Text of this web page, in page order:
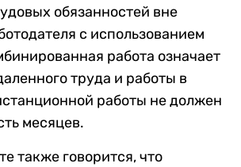
обязанностей вне
с использованием
работа означает
труда и работы в
работы не должен
месяцев.
также говорится, что